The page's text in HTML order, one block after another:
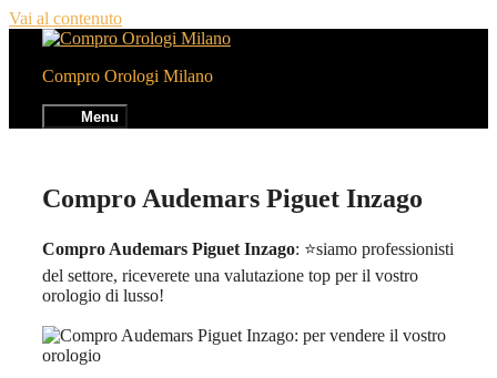
Vai al contenuto
Compro Orologi Milano
Menu
Compro Audemars Piguet Inzago
Compro Audemars Piguet Inzago: ⭐siamo professionisti
del settore, riceverete una valutazione top per il vostro
orologio di lusso!